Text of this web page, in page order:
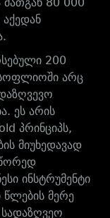
მათგან 80 000
200
არც
ეს არის
პრინციპს,
მიუხედავად
ინსტრუმენტი
წლების მერე